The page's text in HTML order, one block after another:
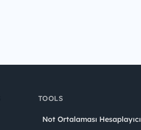
TOOLS
Not Ortalaması Hesaplayıcı